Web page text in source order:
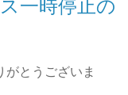
一時停止の
がとうございま